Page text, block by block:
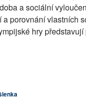
a sociální
porovnání vlastních
hry